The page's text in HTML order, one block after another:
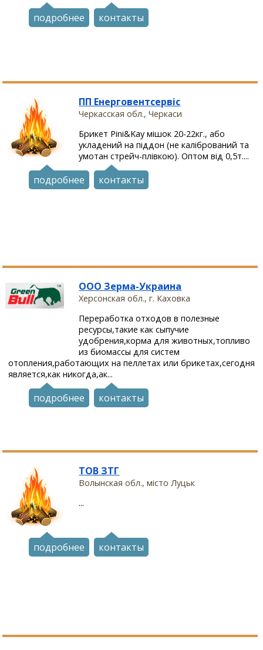
подробнее контакты
ПП Енерговентсервіс
Черкасская обл., Черкаси
Брикет Pini&Kay мішок 20-22кг., або
укладений на піддон (не калібрований та
умотан стрейч-плівкою). Оптом від 0,5т....
подробнее контакты
ООО Зерма-Украина
Херсонская обл., г. Каховка
Переработка отходов в полезные
ресурсы,такие как сыпучие
удобрения,корма для животных,топливо
из биомассы для систем
отопления,работающих на пеллетах или брикетах,сегодня
является,как никогда,ак...
подробнее контакты
ТОВ ЗТГ
Волынская обл., місто Луцьк
...
подробнее контакты